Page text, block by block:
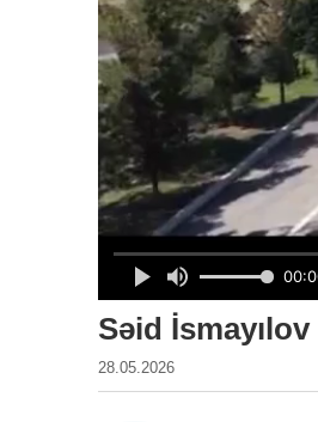
Səid İsmayılov
28.05.2026